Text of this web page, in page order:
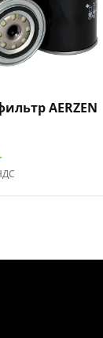
просмотр
Добавить к сравнению
Добавить в
AERZEN